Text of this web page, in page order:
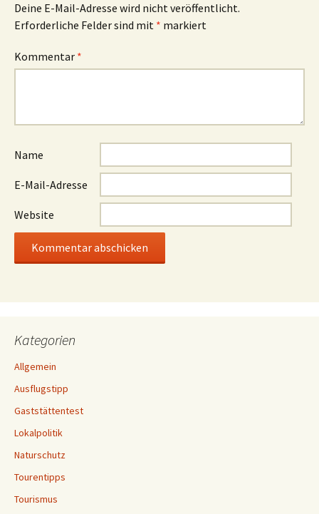
Deine E-Mail-Adresse wird nicht veröffentlicht.
Erforderliche Felder sind mit * markiert
Kommentar *
Name
E-Mail-Adresse
Website
Kategorien
Allgemein
Ausflugstipp
Gaststättentest
Lokalpolitik
Naturschutz
Tourentipps
Tourismus